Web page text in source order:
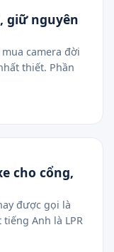
giữ nguyên
camera đời
thiết. Phần
cho cổng,
được gọi là
Anh là LPR